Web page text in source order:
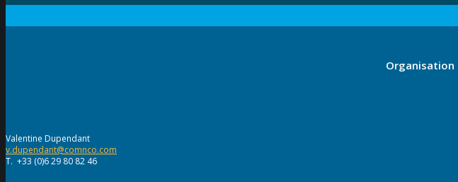
Organisation
Valentine Dupendant
v.dupendant@comnco.com
T. +33 (0)6 29 80 82 46